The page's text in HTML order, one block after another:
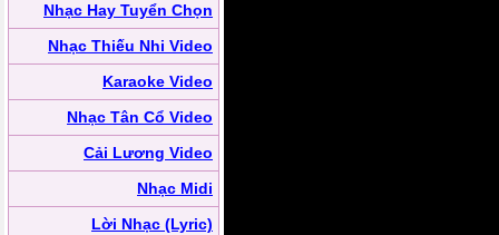
Nhạc Hay Tuyển Chọn
Nhạc Thiếu Nhi Video
Karaoke Video
Nhạc Tân Cổ Video
Cải Lương Video
Nhạc Midi
Lời Nhạc (Lyric)